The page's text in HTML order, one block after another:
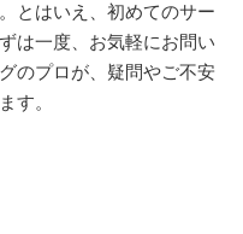
とはいえ、初めてのサー
は一度、お気軽にお問い
のプロが、疑問やご不安
す。